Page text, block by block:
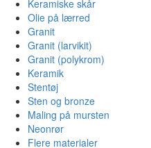
Keramiske skår
Olie på lærred
Granit
Granit (larvikit)
Granit (polykrom)
Keramik
Stentøj
Sten og bronze
Maling på mursten
Neonrør
Flere materialer